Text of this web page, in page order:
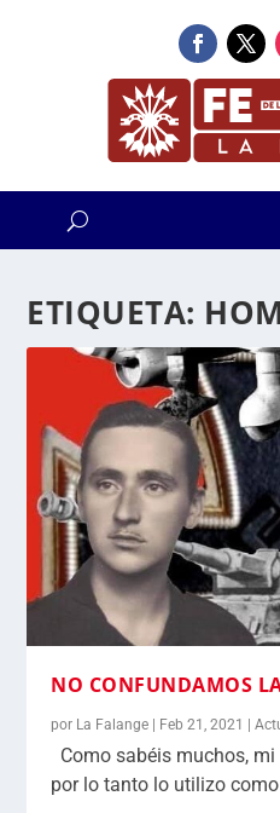
ETIQUETA:
NO CONFUNDAMOS
por La Falange | Feb 21, 2021 |
Como sabéis muchos,
por lo tanto lo utilizo